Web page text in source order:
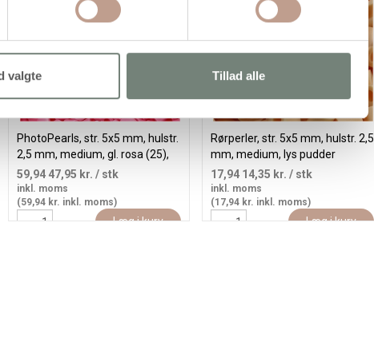
valgte Tillad alle
PhotoPearls, str. 5x5 mm, hulstr.
2,5 mm, medium, gl. rosa (25),
6000 stk./ 1 pk.
59,94 47,95 kr. / stk
inkl. moms
(59,94 kr. inkl. moms)
Læg i kurv
Rørperler, str. 5x5 mm, hulstr. 2,5
mm, medium, lys pudder
(32228), 1100stk./ 1 pk.
17,94 14,35 kr. / stk
inkl. moms
(17,94 kr. inkl. moms)
Læg i kurv